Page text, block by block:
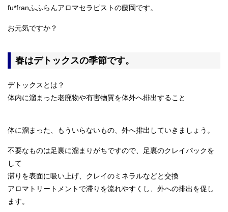
fu*franふふらんアロマセラピストの藤岡です。
お元気ですか？
春はデトックスの季節です。
デトックスとは？
体内に溜まった老廃物や有害物質を体外へ排出すること
体に溜まった、もういらないもの、外へ排出していきましょう。
不要なものは足裏に溜まりがちですので、足裏のクレイパックを
して
滞りを表面に吸い上げ、クレイのミネラルなどと交換
アロマトリートメントで滞りを流れやすくし、外への排出を促し
ます。